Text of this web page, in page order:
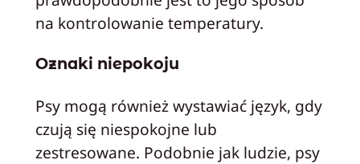
na kontrolowanie temperatury.
Oznaki niepokoju
Psy mogą również wystawiać język, gdy
czują się niespokojne lub
zestresowane. Podobnie jak ludzie, psy